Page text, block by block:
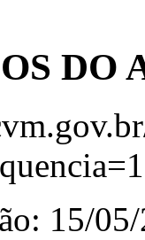
DO
15/